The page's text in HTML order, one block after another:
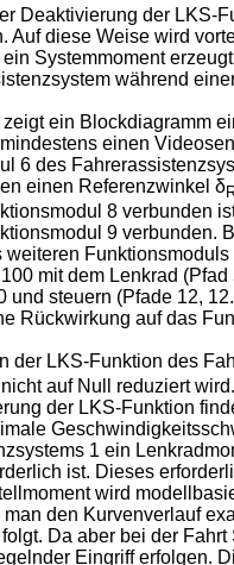
Deaktivierung der LKS-
Auf diese Weise wird
Systemmoment
während
zeigt ein Blockdiagramm
einen
6 des
einen Referenzwinkel δ
8 verbunden
9 verbunden.
weiteren
mit dem Lenkrad
und steuern (Pfade 12,
Rückwirkung auf das
der LKS-Funktion des
auf Null reduziert
der LKS-Funktion
1 ein
ist. Dieses
wird
den Kurvenverlauf
Da aber bei der
Eingriff erfolgen.